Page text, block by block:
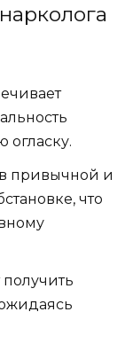
огласку.
привычной и
что